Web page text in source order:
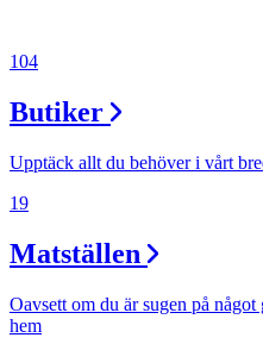
104
Butiker
Upptäck allt du behöver i vårt
19
Matställen
Oavsett om du är sugen på
hem